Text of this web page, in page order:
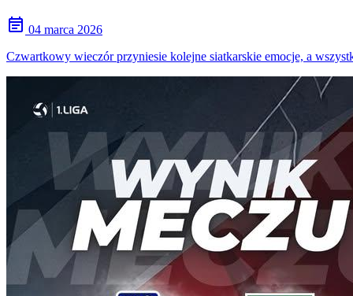
event_note 04 marca 2026
Czwartkowy wieczór przyniesie kolejne siatkarskie emocje, a